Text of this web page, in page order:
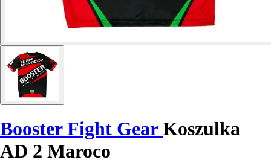
Booster Fight GearKoszulka
AD 2 Maroco